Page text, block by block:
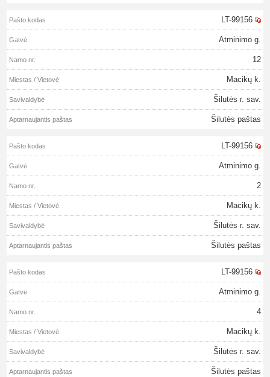
LT-99156
Atminimo g.
12
Macikų k.
Šilutės r. sav.
Šilutės paštas
LT-99156
Atminimo g.
2
Macikų k.
Šilutės r. sav.
Šilutės paštas
LT-99156
Atminimo g.
4
Macikų k.
Šilutės r. sav.
Šilutės paštas